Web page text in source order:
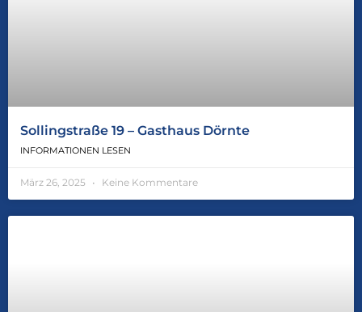
Sollingstraße 19 – Gasthaus Dörnte
INFORMATIONEN LESEN
März 26, 2025 Keine Kommentare